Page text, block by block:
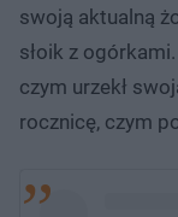
swoją aktualną
słoik z
czym urzekł
rocznicę, czym